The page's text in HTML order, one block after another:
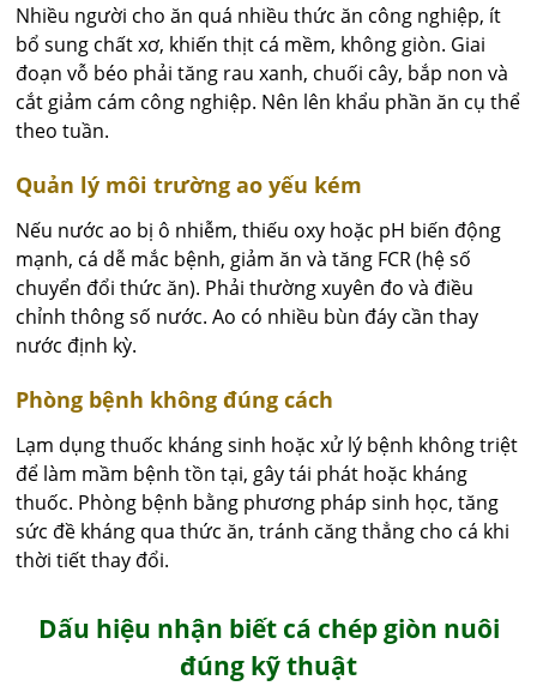
Nhiều người cho ăn quá nhiều thức ăn công nghiệp, ít
bổ sung chất xơ, khiến thịt cá mềm, không giòn. Giai
đoạn vỗ béo phải tăng rau xanh, chuối cây, bắp non và
cắt giảm cám công nghiệp. Nên lên khẩu phần ăn cụ thể
theo tuần.
Quản lý môi trường ao yếu kém
Nếu nước ao bị ô nhiễm, thiếu oxy hoặc pH biến động
mạnh, cá dễ mắc bệnh, giảm ăn và tăng FCR (hệ số
chuyển đổi thức ăn). Phải thường xuyên đo và điều
chỉnh thông số nước. Ao có nhiều bùn đáy cần thay
nước định kỳ.
Phòng bệnh không đúng cách
Lạm dụng thuốc kháng sinh hoặc xử lý bệnh không triệt
để làm mầm bệnh tồn tại, gây tái phát hoặc kháng
thuốc. Phòng bệnh bằng phương pháp sinh học, tăng
sức đề kháng qua thức ăn, tránh căng thẳng cho cá khi
thời tiết thay đổi.
Dấu hiệu nhận biết cá chép giòn nuôi
đúng kỹ thuật